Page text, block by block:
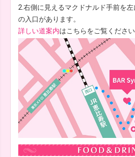
2.右側に見えるマクドナルド手前を
の入口があります。
詳しい道案内はこちらをご覧ください